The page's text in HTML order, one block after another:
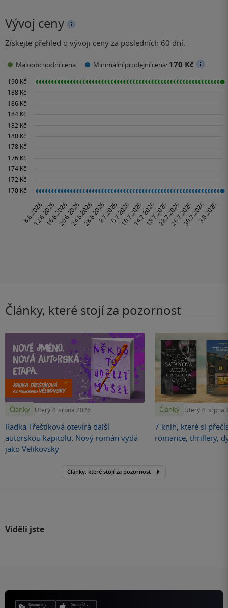
Vývoj ceny
Získejte přehled o vývoji ceny za posledních 60 dní.
Maloobchodní cena Minimální prodejní cena: 170 Kč
Články, které stojí za pozornost
Články Úterý 4. srpna 2026
Radka Třeštíková otevírá další
autorskou kapitolu. Nový román vydá
jako Velikovsky
Články Úterý 4. srpna
7 knih, které si
romance, thrillery,
Články, které stojí za pozornost
Viděli jste